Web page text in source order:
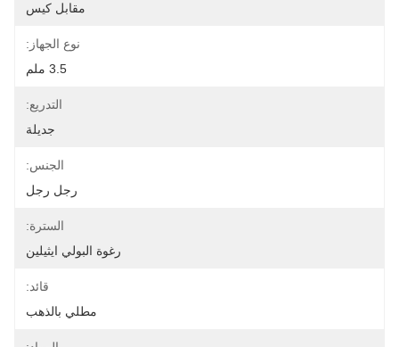
مقابل كيس
نوع الجهاز:
3.5 ملم
التدريع:
جديلة
الجنس:
رجل رجل
السترة:
رغوة البولي ايثيلين
قائد:
مطلي بالذهب